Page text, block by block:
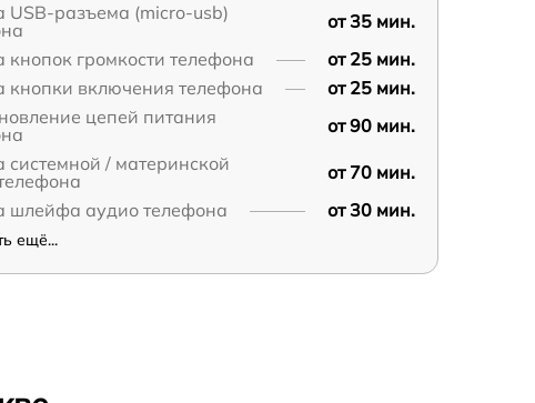
USB-разъема (micro-usb)
от 35 мин.
кнопок громкости телефона
от 25 мин.
кнопки включения телефона
от 25 мин.
цепей питания
от 90 мин.
системной / материнской
от 70 мин.
шлейфа аудио телефона
от 30 мин.
ещё...